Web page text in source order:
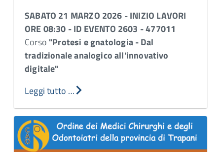
SABATO 21 MARZO 2026 - INIZIO LAVORI
ORE 08:30 - ID EVENTO 2603 - 477011
Corso "Protesi e gnatologia - Dal
tradizionale analogico all'innovativo
digitale"
Leggi tutto …